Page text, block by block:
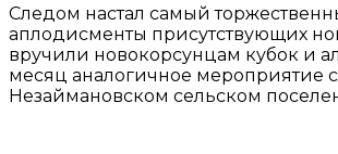
Следом настал самый
аплодисменты присутствующих
вручили новокорсунцам кубок и
месяц аналогичное мероприятие
Незаймановском сельском